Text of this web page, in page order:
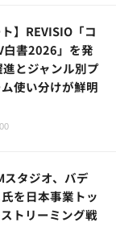
】REVISIO「コ
白書2026」を発
とジャンル別プ
使い分けが鮮明
スタジオ、バデ
を日本事業トッ
トリーミング戦